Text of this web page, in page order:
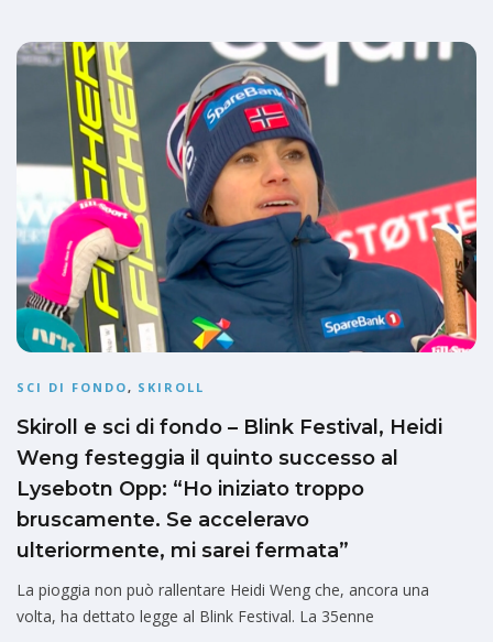
SCI DI FONDO, SKIROLL
Skiroll e sci di fondo – Blink Festival, Heidi
Weng festeggia il quinto successo al
Lysebotn Opp: “Ho iniziato troppo
bruscamente. Se acceleravo
ulteriormente, mi sarei fermata”
La pioggia non può rallentare Heidi Weng che, ancora una
volta, ha dettato legge al Blink Festival. La 35enne